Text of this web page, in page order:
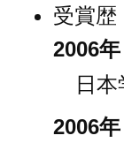
受賞歴
2006年
日
2006年